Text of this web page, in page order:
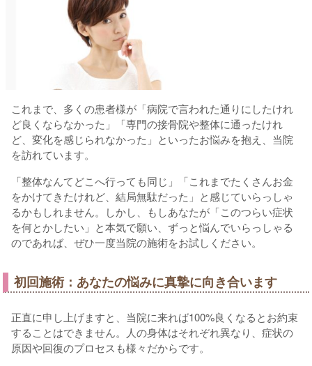
これまで、多くの患者様が「病院で言われた通りにしたけれ
ど良くならなかった」「専門の接骨院や整体に通ったけれ
ど、変化を感じられなかった」といったお悩みを抱え、当院
を訪れています。
「整体なんてどこへ行っても同じ」「これまでたくさんお金
をかけてきたけれど、結局無駄だった」と感じていらっしゃ
るかもしれません。しかし、もしあなたが「このつらい症状
を何とかしたい」と本気で願い、ずっと悩んでいらっしゃる
のであれば、ぜひ一度当院の施術をお試しください。
初回施術：あなたの悩みに真摯に向き合います
正直に申し上げますと、当院に来れば100%良くなるとお約束
することはできません。人の身体はそれぞれ異なり、症状の
原因や回復のプロセスも様々だからです。